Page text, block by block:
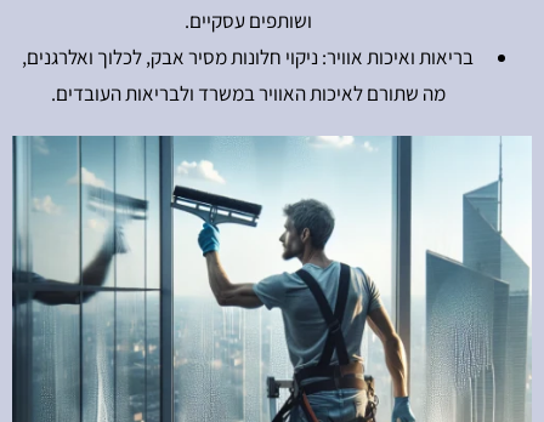
ושותפים עסקיים.
בריאות ואיכות אוויר: ניקוי חלונות מסיר אבק, לכלוך ואלרגנים,
מה שתורם לאיכות האוויר במשרד ולבריאות העובדים.